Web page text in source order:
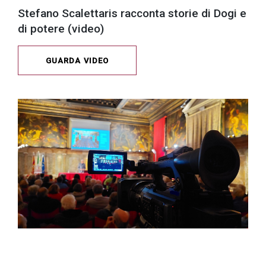
Stefano Scalettaris racconta storie di Dogi e
di potere (video)
GUARDA VIDEO